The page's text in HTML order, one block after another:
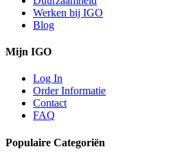
Werken bij IGO
Blog
Mijn IGO
Log In
Order Informatie
Contact
FAQ
Populaire Categoriën